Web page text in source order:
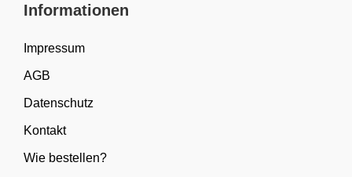
Informationen
Impressum
AGB
Datenschutz
Kontakt
Wie bestellen?